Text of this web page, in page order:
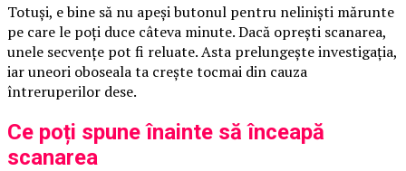
Totuși, e bine să nu apeși butonul pentru neliniști mărunte
pe care le poți duce câteva minute. Dacă oprești scanarea,
unele secvențe pot fi reluate. Asta prelungește investigația,
iar uneori oboseala ta crește tocmai din cauza
întreruperilor dese.
Ce poți spune înainte să înceapă
scanarea